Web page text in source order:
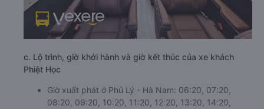
c. Lộ trình, giờ khởi hành và giờ kết thúc của xe khách
Phiệt Học
Giờ xuất phát ở Phủ Lý - Hà Nam: 06:20, 07:20,
08:20, 09:20, 10:20, 11:20, 12:20, 13:20, 14:20,